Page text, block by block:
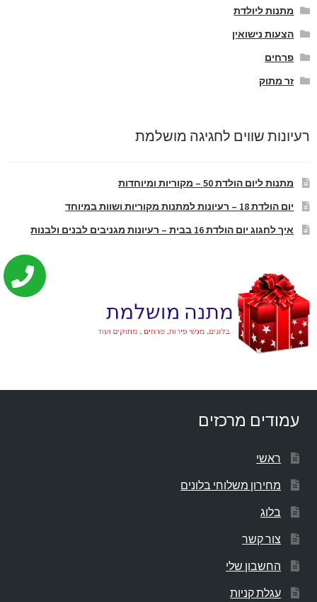
מתנות ליולדת
הצעות נישואין
פרחים
זר מתוק
רעיונות שווים לחגיגה מושלמת
מתנות ליום הולדת 50 – מקוריות ומיוחדות
יום הולדת 18 – רעיונות למתנות מקוריות ושוות במיוחד
איך לחגוג יום הולדת 16 בבית – רעיונות מגניבים לבנים ולבנות
עמודים מרכזים
ראשי
מחירון משלוחי בלונים
בלוג
צור קשר
החשבון שלי
עגלת קניות